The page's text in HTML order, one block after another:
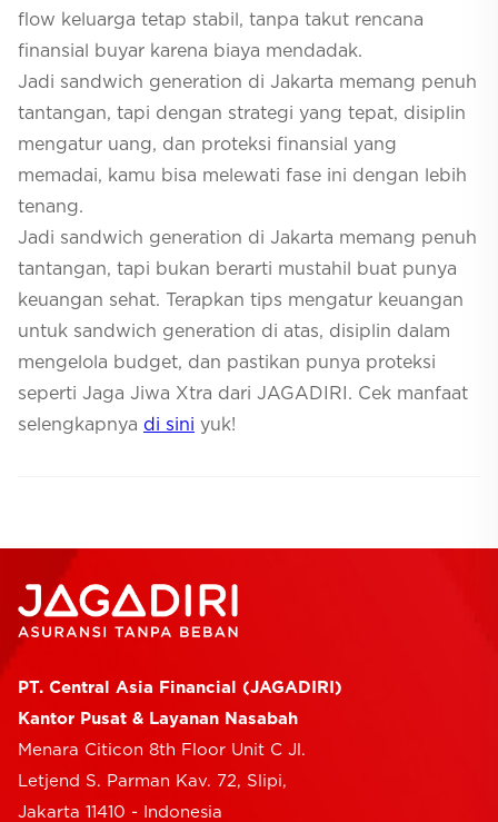
flow keluarga tetap stabil, tanpa takut rencana
finansial buyar karena biaya mendadak.
Jadi sandwich generation di Jakarta memang penuh
tantangan, tapi dengan strategi yang tepat, disiplin
mengatur uang, dan proteksi finansial yang
memadai, kamu bisa melewati fase ini dengan lebih
tenang.
Jadi sandwich generation di Jakarta memang penuh
tantangan, tapi bukan berarti mustahil buat punya
keuangan sehat. Terapkan tips mengatur keuangan
untuk sandwich generation di atas, disiplin dalam
mengelola budget, dan pastikan punya proteksi
seperti Jaga Jiwa Xtra dari JAGADIRI. Cek manfaat
selengkapnya di sini yuk!
PT. Central Asia Financial (JAGADIRI)
Kantor Pusat & Layanan Nasabah
Menara Citicon 8th Floor Unit C Jl.
Letjend S. Parman Kav. 72, Slipi,
Jakarta 11410 - Indonesia